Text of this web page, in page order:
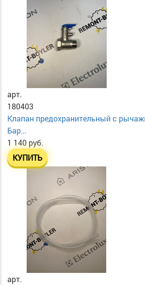
арт.
180403
Клапан предохранительный с
Бар...
1 140 руб.
КУПИТЬ
арт.